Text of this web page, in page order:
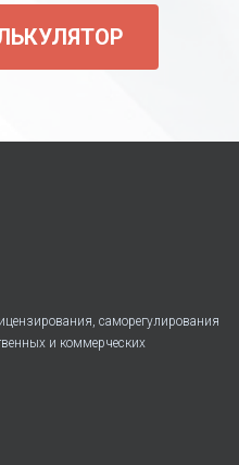
саморегулирования
и коммерческих